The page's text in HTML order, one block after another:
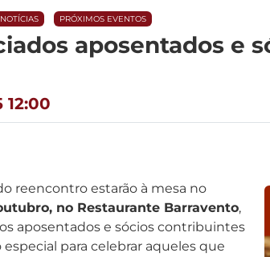
NOTÍCIAS PRÓXIMOS EVENTOS
aposentados e
12:00
reencontro estarão à mesa no
no Restaurante Barravento,
aposentados e sócios contribuintes
para celebrar aqueles que